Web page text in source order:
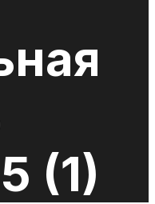
(1)